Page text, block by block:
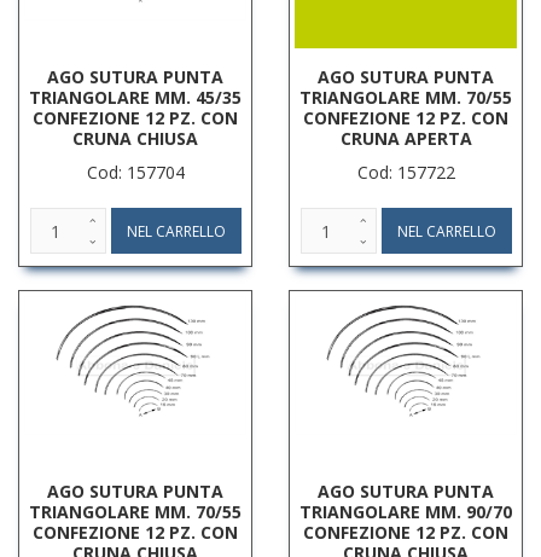
AGO SUTURA PUNTA
TRIANGOLARE MM. 45/35
CONFEZIONE 12 PZ. CON
CRUNA CHIUSA
Cod: 157704
AGO SUTURA PUNTA
TRIANGOLARE MM. 70/55
CONFEZIONE 12 PZ. CON
CRUNA APERTA
Cod: 157722
AGO SUTURA PUNTA
TRIANGOLARE MM. 70/55
CONFEZIONE 12 PZ. CON
AGO SUTURA PUNTA
TRIANGOLARE MM. 90/70
CONFEZIONE 12 PZ. CON